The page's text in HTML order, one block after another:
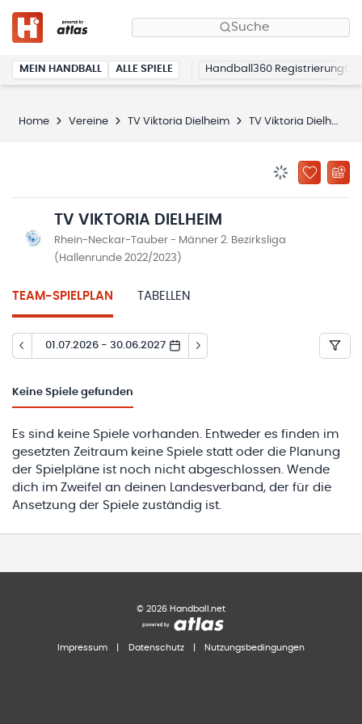
Suche
MEIN HANDBALL ALLE SPIELE Handball360 Registrierung
Home Vereine TV Viktoria Dielheim TV Viktoria Dielheim
ZU
TV VIKTORIA DIELHEIM
Rhein-Neckar-Tauber - Männer 2. Bezirksliga
(Hallenrunde 2022/2023)
TEAM-SPIELPLAN TABELLEN
01.07.2026 - 30.06.2027
Keine Spiele gefunden
Es sind keine Spiele vorhanden. Entweder es finden im
gesetzten Zeitraum keine Spiele statt oder die Planung
der Spielpläne ist noch nicht abgeschlossen. Wende
dich im Zweifel an deinen Landesverband, der für die
Ansetzung der Spiele zuständig ist.
© 2026 Handball.net
Impressum Datenschutz Nutzungsbedingungen